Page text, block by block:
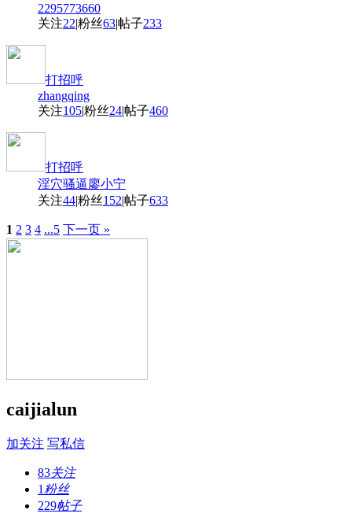
2295773660
关注22|粉丝63|帖子233
打招呼
zhangqing
关注105|粉丝24|帖子460
打招呼
淫穴骚逼廖小宁
关注44|粉丝152|帖子633
1 2 3 4 ...5 下一页 »
caijialun
加关注 写私信
83关注
1 粉丝
229帖子